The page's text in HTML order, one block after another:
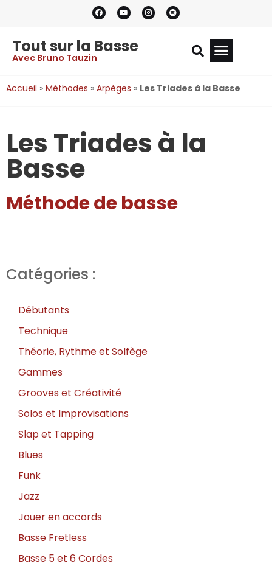
Tout sur la Basse
Avec Bruno Tauzin
Accueil » Méthodes » Arpèges » Les Triades à la Basse
Les Triades à la
Basse
Méthode de basse
Catégories :
Débutants
Technique
Théorie, Rythme et Solfège
Gammes
Grooves et Créativité
Solos et Improvisations
Slap et Tapping
Blues
Funk
Jazz
Jouer en accords
Basse Fretless
Basse 5 et 6 Cordes